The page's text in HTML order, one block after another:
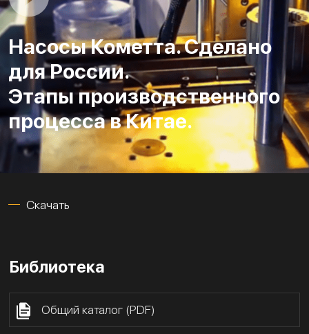
Насосы Кометта. Сделано
для России.
Этапы производственного
процесса в Китае.
Скачать
Библиотека
Общий каталог (PDF)